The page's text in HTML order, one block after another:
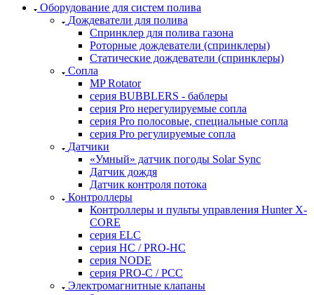
Оборудование для систем полива
Дождеватели для полива
Cпринклер для полива газона
Роторные дождеватели (спринклеры)
Статические дождеватели (спринклеры)
Сопла
MP Rotator
серия BUBBLERS - баблеры
серия Pro нерегулируемые сопла
серия Pro полосовые, специальные сопла
серия Pro регулируемые сопла
Датчики
«Умный» датчик погоды Solar Sync
Датчик дождя
Датчик контроля потока
Контроллеры
Контроллеры и пульты управления Hunter X-
CORE
серия ELC
серия HC / PRO-HC
серия NODE
серия PRO-C / PCC
Электромагнитные клапаны